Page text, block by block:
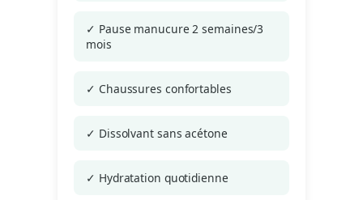
✓ Pause manucure 2 semaines/3
mois
✓ Chaussures confortables
✓ Dissolvant sans acétone
✓ Hydratation quotidienne